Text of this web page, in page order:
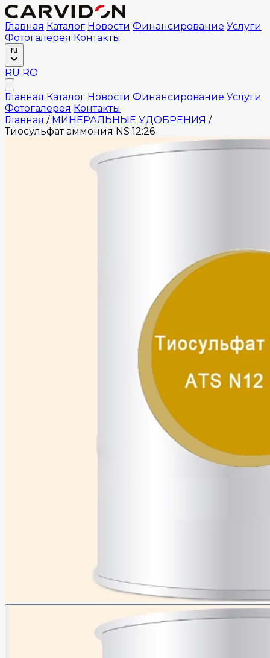
Главная Каталог Новости Финансирование Услуги
Фотогалерея Контакты
ru
RU RO
Главная Каталог Новости Финансирование Услуги
Фотогалерея Контакты
Главная / МИНЕРАЛЬНЫЕ УДОБРЕНИЯ /
Тиосульфат аммония NS 12:26